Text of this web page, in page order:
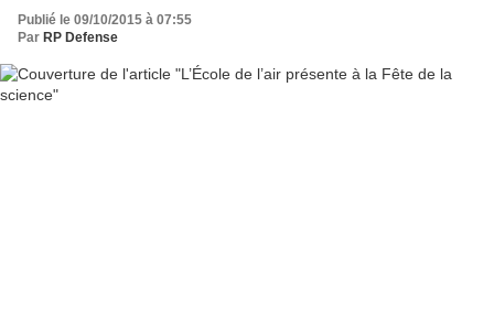
Publié le 09/10/2015 à 07:55
Par RP Defense